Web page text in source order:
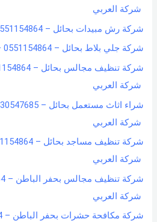
شركة العربي
شركة رش مبيدات بحائل – 0551154864 اتصل بنا – شركة العربي
شركة جلي بلاط بحائل – 0551154864 – اتصل بنا – شركة العربي
شركة العربي
شركة العربي
شركة العربي
شركة العربي